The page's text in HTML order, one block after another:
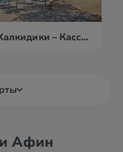
Халкидики – Кассандра
Афин